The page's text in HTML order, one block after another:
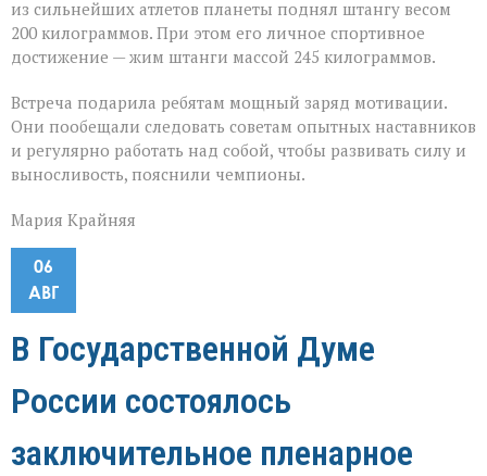
из сильнейших атлетов планеты поднял штангу весом
200 килограммов. При этом его личное спортивное
достижение — жим штанги массой 245 килограммов.
Встреча подарила ребятам мощный заряд мотивации.
Они пообещали следовать советам опытных наставников
и регулярно работать над собой, чтобы развивать силу и
выносливость, пояснили чемпионы.
Мария Крайняя
06
АВГ
В Государственной Думе
России состоялось
заключительное пленарное